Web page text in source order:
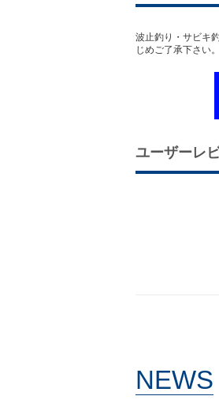
波止釣り・サビキ
じめご了承下さい。
ユーザーレ
NEWS